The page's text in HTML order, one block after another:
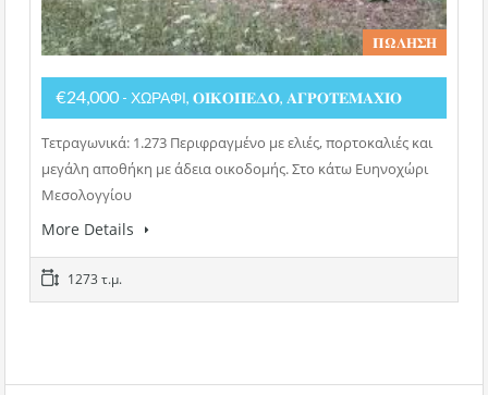
𝚷𝛀𝚲𝚮𝚺𝚮
€24,000 - ΧΩΡΑΦΙ, 𝚶𝚰𝚱𝚶𝚷𝚬𝚫𝚶, 𝚨𝚪𝚸𝚶𝚻𝚬𝚳𝚨𝚾𝚰𝚶
Τετραγωνικά: 1.273 Περιφραγμένο με ελιές, πορτοκαλιές και
μεγάλη αποθήκη με άδεια οικοδομής. Στο κάτω Ευηνοχώρι
Μεσολογγίου
More Details
1273 τ.μ.